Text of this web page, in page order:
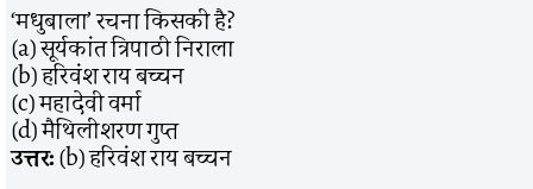
‘मधुबाला’ रचना किसकी है?
(a) सूर्यकांत त्रिपाठी निराला
(b) हरिवंश राय बच्चन
(c) महादेवी वर्मा
(d) मैथिलीशरण गुप्त
उत्तर:(b) हरिवंश राय बच्चन